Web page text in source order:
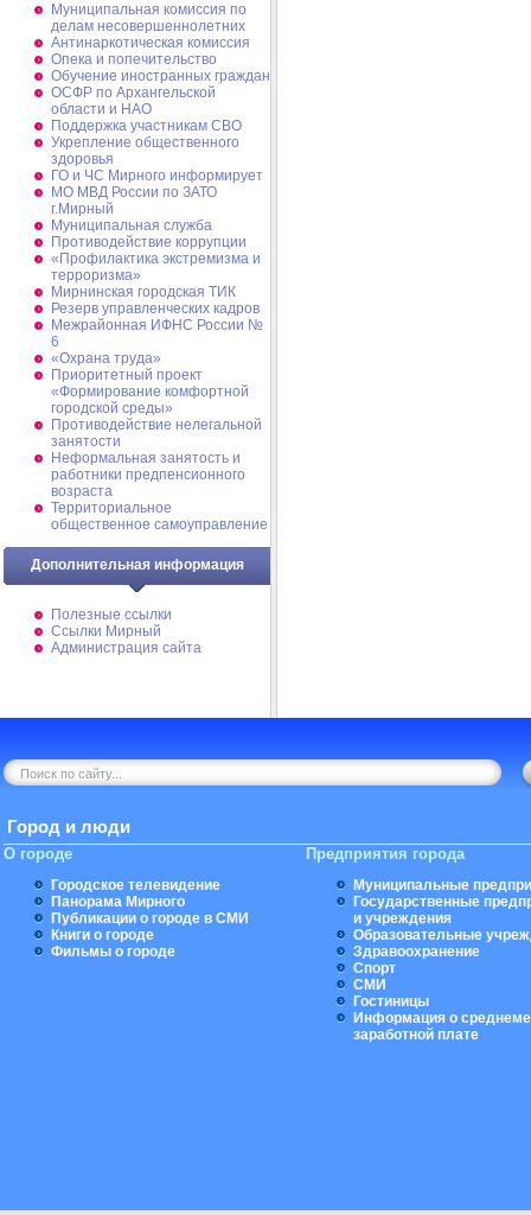
Муниципальная комиссия по
делам несовершеннолетних
Антинаркотическая комиссия
Опека и попечительство
Обучение иностранных граждан
ОСФР по Архангельской
области и НАО
Поддержка участникам СВО
Укрепление общественного
здоровья
ГО и ЧС Мирного информирует
МО МВД России по ЗАТО
г.Мирный
Муниципальная cлужба
Противодействие коррупции
«Профилактика экстремизма и
терроризма»
Мирнинская городская ТИК
Резерв управленческих кадров
Межрайонная ИФНС России №
6
«Охрана труда»
Приоритетный проект
«Формирование комфортной
городской среды»
Противодействие нелегальной
занятости
Неформальная занятость и
работники предпенсионного
возраста
Территориальное
общественное самоуправление
Дополнительная информация
Полезные ссылки
Ссылки Мирный
Администрация сайта
Город и люди
О городе
Городское телевидение
Панорама Мирного
Публикации о городе в СМИ
Книги о городе
Фильмы о городе
Предприятия города
Муниципальные
Государственные
и учреждения
Образовательные
Здравоохранение
Спорт
СМИ
Гостиницы
Информация о
заработной плате